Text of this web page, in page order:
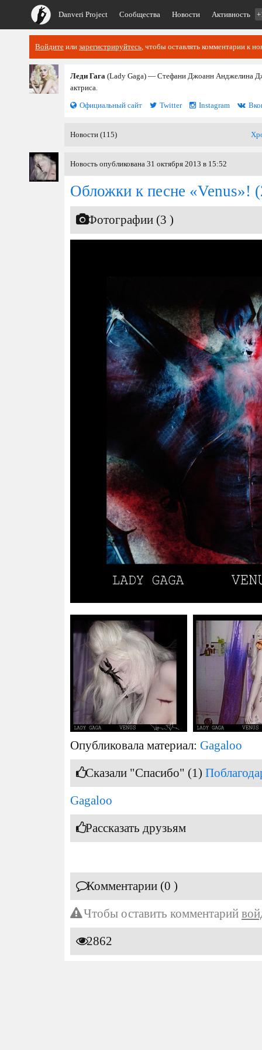
Danveri Project Сообщества Новости Активность
Войдите или зарегистрируйтесь, чтобы оставлять комментарии к
Леди Гага (Lady Gaga) — Стефани Джоанн Анджелина
актриса.
Официальный сайт
Twitter Instagram
Новости (115)
Новость опубликована 31 октября 2013 в 15:52
Обложки к песне «Venus»!
Фотографии (3 )
Опубликовала материал: Gagaloo
Сказали "Спасибо" (1)
Gagaloo
Рассказать друзьям
Комментарии (0 )
Чтобы оставить комментарий
2862